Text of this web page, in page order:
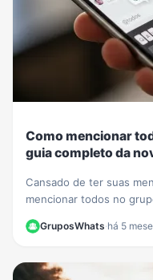
Como mencionar
guia completo da
Cansado de ter suas
mencionar todos no
GruposWhats·há 5